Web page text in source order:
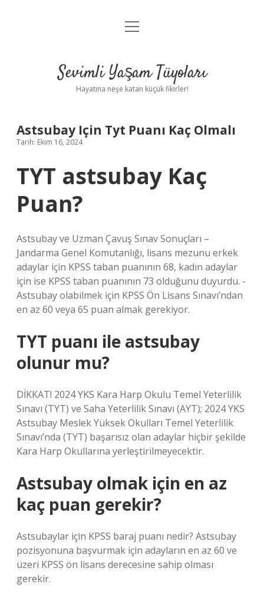
Anasayfa
Yasal Uyarı
menüyü
Sevimli Yaşam Tüyoları
Hayatına neşe katan küçük fikirler!
Astsubay Için Tyt Puanı Kaç Olmalı
Tarih: Ekim 16, 2024
TYT astsubay Kaç
Puan?
Astsubay ve Uzman Çavuş Sınav Sonuçları –
Jandarma Genel Komutanlığı, lisans mezunu erkek
adaylar için KPSS taban puanının 68, kadın adaylar
için ise KPSS taban puanının 73 olduğunu duyurdu. -
Astsubay olabilmek için KPSS Ön Lisans Sınavı’ndan
en az 60 veya 65 puan almak gerekiyor.
TYT puanı ile astsubay
olunur mu?
DİKKAT! 2024 YKS Kara Harp Okulu Temel Yeterlilik
Sınavı (TYT) ve Saha Yeterlilik Sınavı (AYT); 2024 YKS
Astsubay Meslek Yüksek Okulları Temel Yeterlilik
Sınavı’nda (TYT) başarısız olan adaylar hiçbir şekilde
Kara Harp Okullarına yerleştirilmeyecektir.
Astsubay olmak için en az
kaç puan gerekir?
Astsubaylar için KPSS baraj puanı nedir? Astsubay
pozisyonuna başvurmak için adayların en az 60 ve
üzeri KPSS ön lisans derecesine sahip olması
gerekir.